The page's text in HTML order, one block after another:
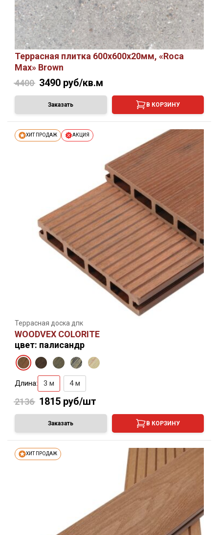
Террасная плитка 600х600х20мм, «Roca
Max» Brown
4400 3490 руб/кв.м
Заказать В КОРЗИНУ
ХИТ ПРОДАЖ АКЦИЯ
Террасная доска дпк
WOODVEX COLORITE
цвет: палисандр
Длина: 3 м 4 м
2136 1815 руб/шт
Заказать В КОРЗИНУ
ХИТ ПРОДАЖ